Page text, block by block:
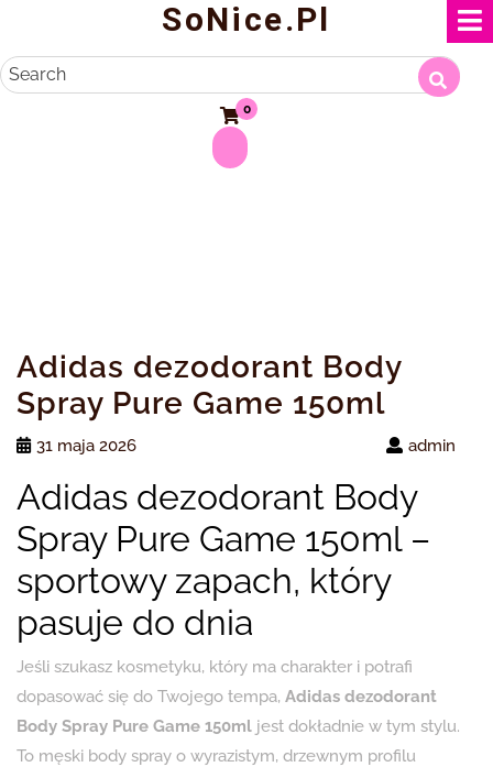
content
SoNice.pl
Search
0
Adidas dezodorant Body
Spray Pure Game 150ml
31 maja 2026 admin
Adidas dezodorant Body
Spray Pure Game 150ml –
sportowy zapach, który
pasuje do dnia
Jeśli szukasz kosmetyku, który ma charakter i potrafi
dopasować się do Twojego tempa, Adidas dezodorant
Body Spray Pure Game 150ml jest dokładnie w tym stylu.
To męski body spray o wyrazistym, drzewnym profilu